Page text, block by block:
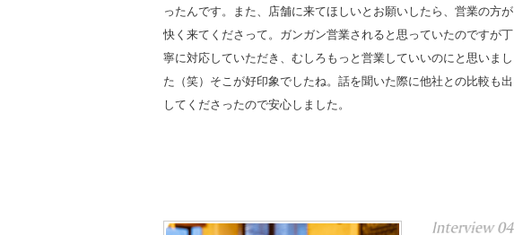
ったんです。また、店舗に来てほしいとお願いしたら、営業の方が
快く来てくださって。ガンガン営業されると思っていたのですが丁
寧に対応していただき、むしろもっと営業していいのにと思いまし
た（笑）そこが好印象でしたね。話を聞いた際に他社との比較も出
してくださったので安心しました。